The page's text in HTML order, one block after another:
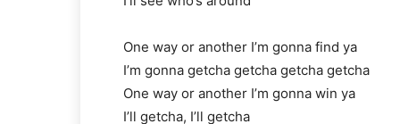
One way or another I’m gonna find ya
I’m gonna getcha getcha getcha getcha
One way or another I’m gonna win ya
I’ll getcha, I’ll getcha